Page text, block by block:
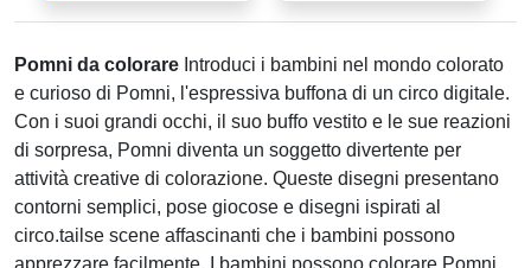
Pomni da colorare Introduci i bambini nel mondo colorato
e curioso di Pomni, l'espressiva buffona di un circo digitale.
Con i suoi grandi occhi, il suo buffo vestito e le sue reazioni
di sorpresa, Pomni diventa un soggetto divertente per
attività creative di colorazione. Queste disegni presentano
contorni semplici, pose giocose e disegni ispirati al
circo.tailse scene affascinanti che i bambini possono